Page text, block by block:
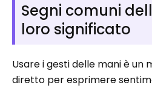
Segni comuni
loro significato
Usare i gesti delle mani è un
diretto per esprimere